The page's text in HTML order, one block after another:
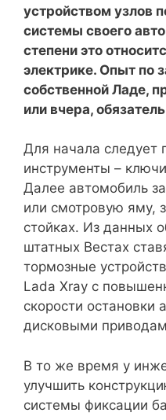
устройством узлов
системы своего
степени это
электрике. Опыт по
собственной Ладе,
или вчера,
Для начала следует
инструменты –
Далее автомобиль
или смотровую яму,
стойках. Из данных
штатных Вестах
тормозные
Lada Xray с
скорости остановки
дисковыми
В то же время у
улучшить
системы фиксации